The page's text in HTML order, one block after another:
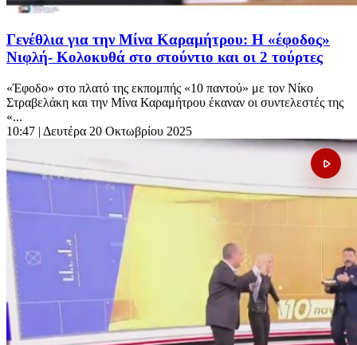
Γενέθλια για την Μίνα Καραμήτρου: Η «έφοδος»
Νιφλή- Κολοκυθά στο στούντιο και οι 2 τούρτες
«Έφοδο» στο πλατό της εκπομπής «10 παντού» με τον Νίκο
Στραβελάκη και την Μίνα Καραμήτρου έκαναν οι συντελεστές της
«...
10:47 | Δευτέρα 20 Οκτωβρίου 2025